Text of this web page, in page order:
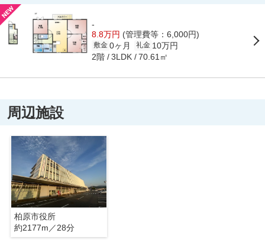
-
8.8万円 (管理費等：6,000円)
敷金 0ヶ月 礼金 10万円
2階 3LDK 70.61㎡
周辺施設
柏原市役所
約2177m／28分